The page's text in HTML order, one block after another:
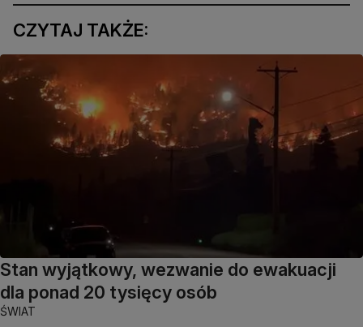
CZYTAJ TAKŻE:
Stan wyjątkowy, wezwanie do ewakuacji
dla ponad 20 tysięcy osób
ŚWIAT